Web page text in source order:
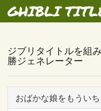
GHIBLI
ジブリタイトルを組
勝ジェネレーター
おばかな娘をもうい